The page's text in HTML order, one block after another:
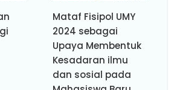
Mataf Fisipol UMY
2024 sebagai
Upaya Membentuk
Kesadaran ilmu
dan sosial pada